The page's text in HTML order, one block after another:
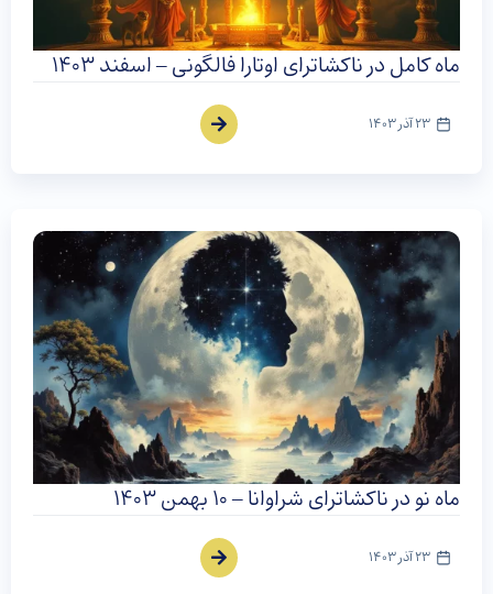
ماه کامل در ناکشاترای اوتارا فالگونی – اسفند ۱۴۰۳
23 آذر 1403
ماه نو در ناکشاترای شراوانا – ۱۰ بهمن ۱۴۰۳
23 آذر 1403